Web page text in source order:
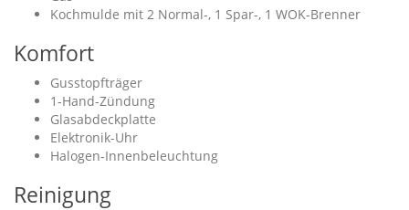
Kochmulde mit 2 Normal-, 1 Spar-, 1 WOK-Brenner
Komfort
Gusstopfträger
1-Hand-Zündung
Glasabdeckplatte
Elektronik-Uhr
Halogen-Innenbeleuchtung
Reinigung